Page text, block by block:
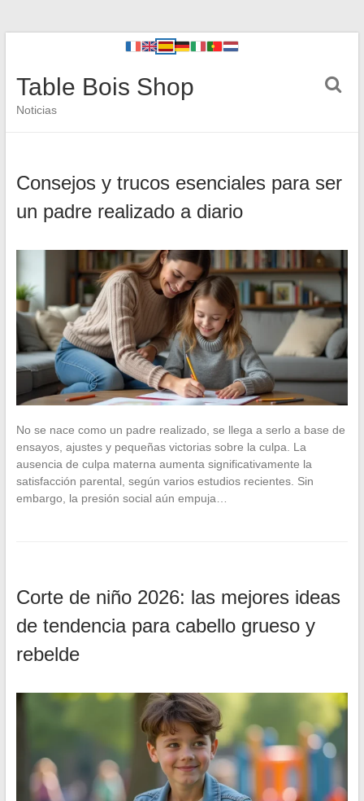
Table Bois Shop
Noticias
Consejos y trucos esenciales para ser
un padre realizado a diario
No se nace como un padre realizado, se llega a serlo a base de
ensayos, ajustes y pequeñas victorias sobre la culpa. La
ausencia de culpa materna aumenta significativamente la
satisfacción parental, según varios estudios recientes. Sin
embargo, la presión social aún empuja…
Corte de niño 2026: las mejores ideas
de tendencia para cabello grueso y
rebelde